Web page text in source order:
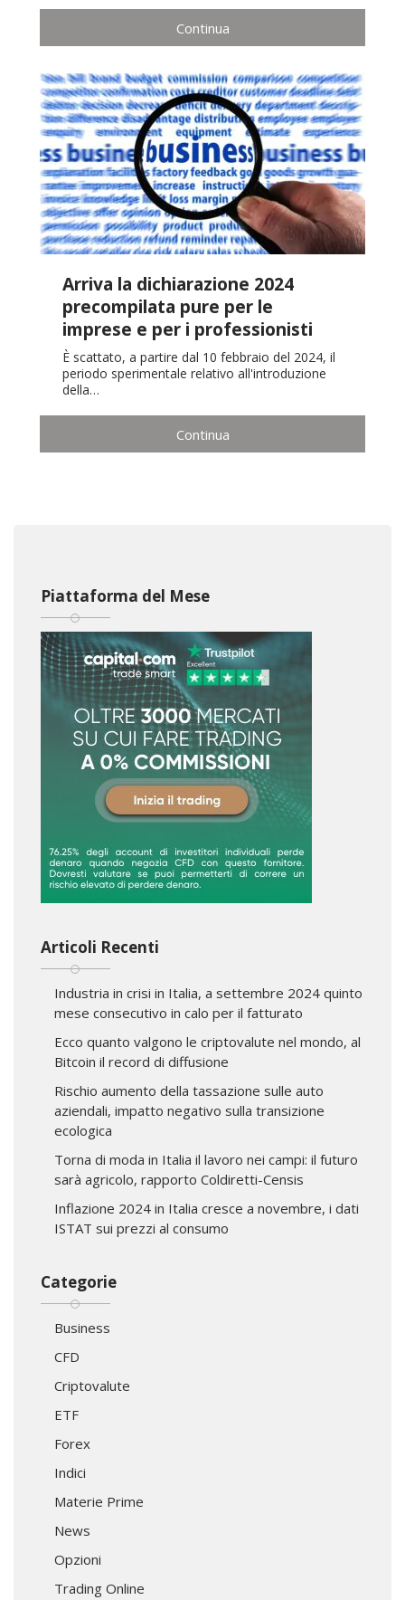
Continua
Arriva la dichiarazione 2024
precompilata pure per le
imprese e per i professionisti
È scattato, a partire dal 10 febbraio del 2024, il
periodo sperimentale relativo all'introduzione
della…
Continua
Piattaforma del Mese
Articoli Recenti
Industria in crisi in Italia, a settembre 2024 quinto
mese consecutivo in calo per il fatturato
Ecco quanto valgono le criptovalute nel mondo, al
Bitcoin il record di diffusione
Rischio aumento della tassazione sulle auto
aziendali, impatto negativo sulla transizione
ecologica
Torna di moda in Italia il lavoro nei campi: il futuro
sarà agricolo, rapporto Coldiretti-Censis
Inflazione 2024 in Italia cresce a novembre, i dati
ISTAT sui prezzi al consumo
Categorie
Business
CFD
Criptovalute
ETF
Forex
Indici
Materie Prime
News
Opzioni
Trading Online